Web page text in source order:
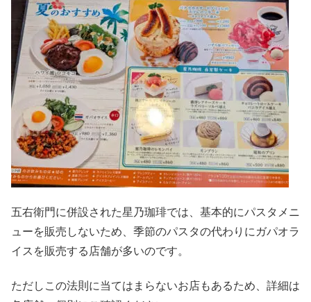
五右衛門に併設された星乃珈琲では、基本的にパスタメニ
ューを販売しないため、季節のパスタの代わりにガパオラ
イスを販売する店舗が多いのです。
ただしこの法則に当てはまらないお店もあるため、詳細は